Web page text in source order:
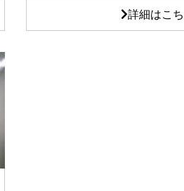
詳細はこ